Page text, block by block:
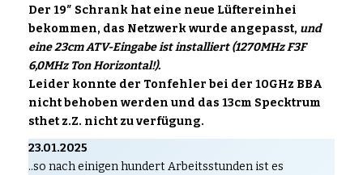
Der 19″ Schrank hat eine neue Lüftereinhei
bekommen, das Netzwerk wurde angepasst, und
eine 23cm ATV-Eingabe ist installiert (1270MHz F3F
6,0MHz Ton Horizontal!).
Leider konnte der Tonfehler bei der 10GHz BBA
nicht behoben werden und das 13cm Specktrum
sthet z.Z. nicht zu verfügung.
23.01.2025
..so nach einigen hundert Arbeitsstunden ist es